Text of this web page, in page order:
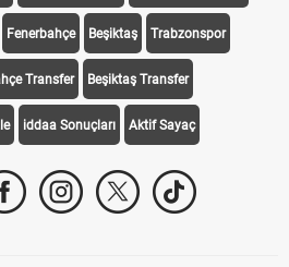
Fenerbahçe Beşiktaş Trabzonspor
Transfer Beşiktaş Transfer
iddaa Sonuçları Aktif Sayaç